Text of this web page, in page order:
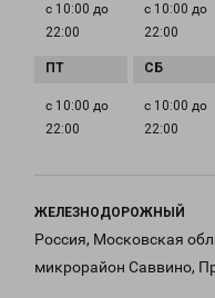
с 10:00 до
22:00
с 10:00 до
22:00
с 10:00 до
22:00
с 10:00 до
22:00
ЖЕЛЕЗНОДОРОЖНЫЙ
Россия, Московская
микрорайон Саввино,